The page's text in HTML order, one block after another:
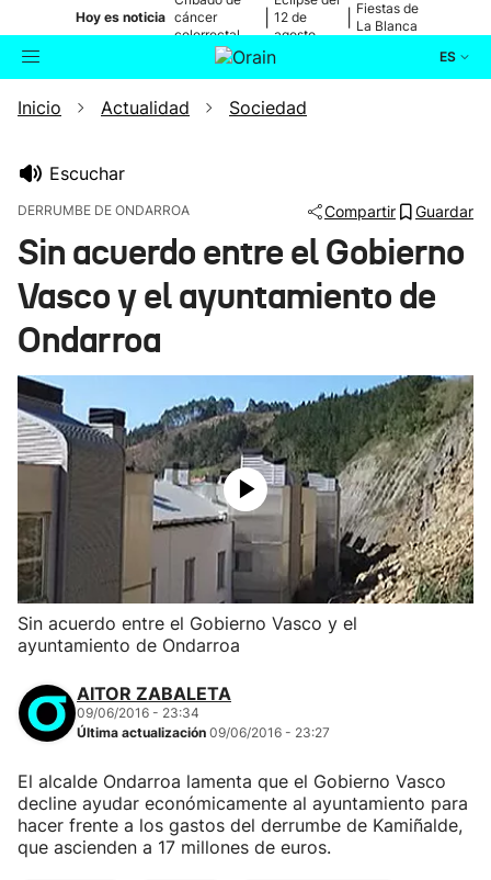
Hoy es noticia cáncer
colorrectal
12 de
agosto
Fiestas de
La Blanca
ES
Buscador Actualidad
Ikusmiran
Inicio Actualidad Sociedad
Escuchar
DERRUMBE DE ONDARROA Compartir Guardar
Sin acuerdo entre el Gobierno
Vasco y el ayuntamiento de
Ondarroa
Sin acuerdo entre el Gobierno Vasco y el
ayuntamiento de Ondarroa
AITOR ZABALETA
09/06/2016 - 23:34
Última actualización 09/06/2016 - 23:27
El alcalde Ondarroa lamenta que el Gobierno Vasco
decline ayudar económicamente al ayuntamiento para
hacer frente a los gastos del derrumbe de Kamiñalde,
que ascienden a 17 millones de euros.